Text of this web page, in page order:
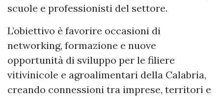
scuole e professionisti del settore.
L’obiettivo è favorire occasioni di
networking, formazione e nuove
opportunità di sviluppo per le filiere
vitivinicole e agroalimentari della Calabria,
creando connessioni tra imprese, territori e